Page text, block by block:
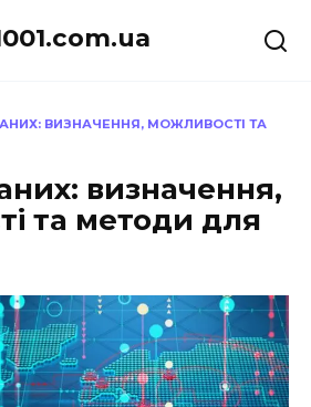
ВИЗНАЧЕННЯ, МОЖЛИВОСТІ ТА
визначення,
та методи для